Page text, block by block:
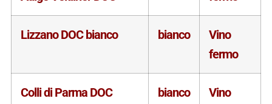
Lizzano DOC bianco bianco
Vino
fermo
Colli di Parma DOC
bianco
Vino